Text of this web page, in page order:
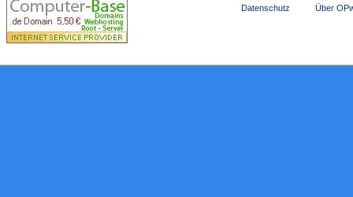
Datenschutz Über